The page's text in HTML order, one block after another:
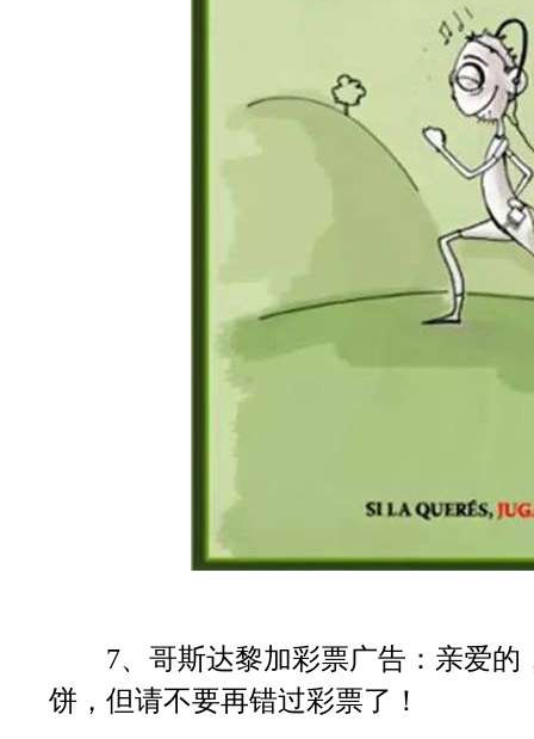
7、哥斯达黎加彩票广告：亲爱的
饼，但请不要再错过彩票了！